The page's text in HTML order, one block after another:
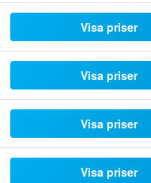
Visa priser
Visa priser
Visa priser
Visa priser